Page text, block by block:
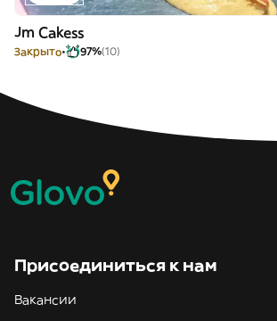
Jm Cakess
Закрыто 97%(10)
Присоединиться к нам
Вакансии